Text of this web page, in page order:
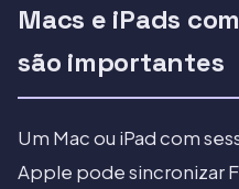
Macs e iPads
são importantes
Um Mac ou iPad com
Apple pode sincronizar